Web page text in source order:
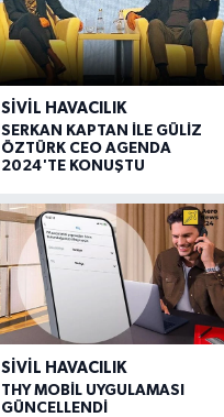
SIVIL HAVACILIK
SERKAN KAPTAN İLE GÜLİZ
ÖZTÜRK CEO AGENDA
2024'TE KONUŞTU
SIVIL HAVACILIK
THY MOBİL UYGULAMASI
GÜNCELLENDİ